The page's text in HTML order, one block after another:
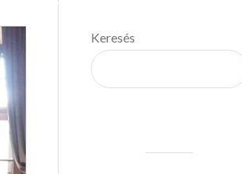
Keresés